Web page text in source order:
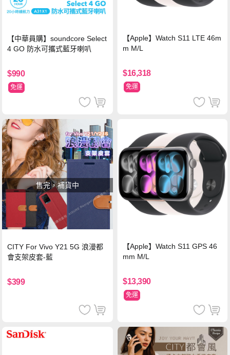
【中華員購】soundcore Select
4 GO 防水可攜式藍牙喇叭
$990
免運
【Apple】Watch S11 LTE 46m
m M/L
$16,318
免運
售完，補貨中
CITY For Vivo Y21 5G 浪漫都
會支架皮套-藍
$399
【Apple】Watch S11 GPS 46
mm M/L
$13,390
免運